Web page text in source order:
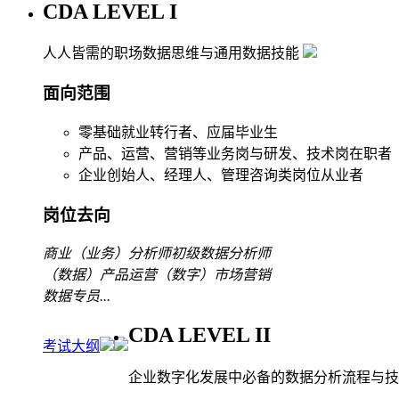
CDA LEVEL I
人人皆需的职场数据思维与通用数据技能
面向范围
零基础就业转行者、应届毕业生
产品、运营、营销等业务岗与研发、技术岗在职者
企业创始人、经理人、管理咨询类岗位从业者
岗位去向
商业（业务）分析师初级数据分析师
（数据）产品运营（数字）市场营销
数据专员...
考试大纲 CDA LEVEL II
企业数字化发展中必备的数据分析流程与